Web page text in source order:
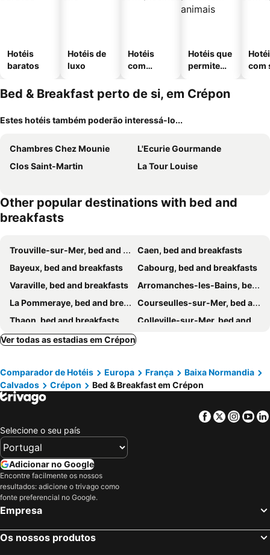
Hotéis
baratos
Hotéis de
luxo
Hotéis
com
Hotéis que
permitem
com
Bed & Breakfast perto de si, em Crépon
Estes hotéis também poderão interessá-lo...
Chambres Chez Mounie
L'Ecurie Gourmande
Clos Saint-Martin
La Tour Louise
Other popular destinations with bed and
breakfasts
Trouville-sur-Mer, bed and breakfasts
Caen, bed and breakfasts
Bayeux, bed and breakfasts
Cabourg, bed and breakfasts
Varaville, bed and breakfasts
Arromanches-les-Bains, bed and breakfasts
La Pommeraye, bed and breakfasts
Courseulles-sur-Mer, bed and breakfasts
Thaon, bed and breakfasts
Colleville-sur-Mer, bed and breakfasts
Deauville, bed and breakfasts
Port-en-Bessin-HUPPAIN, bed and breakfasts
Saint-Aubin-sur-Mer, bed and breakfasts
Villerville, bed and breakfasts Mandeville-en-Bessin, bed and breakfasts
Meuvaines, bed and breakfasts
Beuvron-en-Auge, bed and breakfasts
Grandcamp-Maisy, bed and breakfasts
Tracy-Bocage, bed and breakfasts
Angerville, bed and breakfasts
Les Oubeaux, bed and breakfasts
Rubercy, bed and breakfasts
Saint-Martin-des-Entrées, bed and breakfasts
Putot-en-Auge, bed and breakfasts
Brucourt, bed and breakfasts
Ver todas as estadias em Crépon
Comparador de Hotéis Europa França
Baixa Normandia
Calvados
Crépon Bed & Breakfast em Crépon
Facebook
Twitter
Selecione o seu país
Adicionar no Google
Encontre facilmente os nossos
resultados: adicione o trivago como
fonte preferencial no Google.
Empresa
Os nossos produtos